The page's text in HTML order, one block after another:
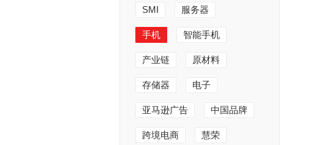
SMI 服务器
手机 智能手机
产业链 原材料
存储器 电子
亚马逊广告 中国品牌
跨境电商 慧荣